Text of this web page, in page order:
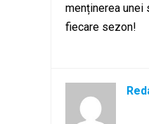
menținerea unei
fiecare sezon!